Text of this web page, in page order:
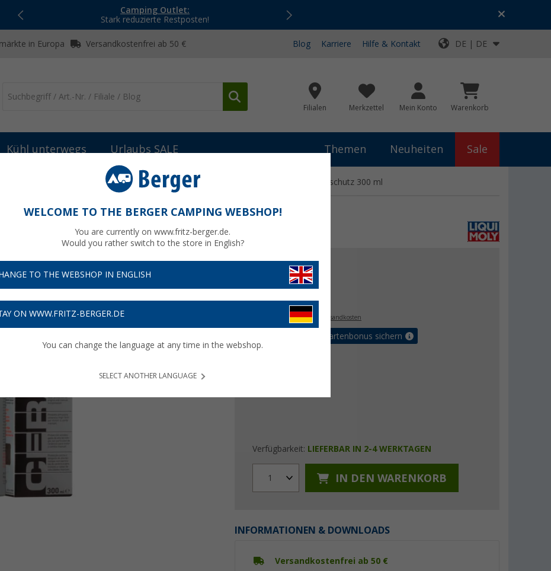
Camping Outlet:
Stark reduzierte Restposten!
Top-Deals für dein Abenteuer!
in Europa Versandkostenfrei ab 50 € Blog Karriere Hilfe & Kontakt DE | DE
Filialen Merkzettel Mein Konto Warenkorb
Kühl unterwegs Urlaubs SALE Themen Neuheiten Sale
Liqui Moly Cera Tec Motorölzusatz mit Keramik Verschleißschutz 300 ml
mit Keramik Verschleißschutz 300 ml
UVP34,49 €
€
76,63€ / l
Preise inkl. MwSt.,zzgl. Versandkosten
Bis zu 5% Vorteilskartenbonus sichern
Verfügbarkeit: LIEFERBAR IN 2-4 WERKTAGEN
1 IN DEN WARENKORB
INFORMATIONEN & DOWNLOADS
Versandkostenfrei ab 50 €
WELCOME TO THE BERGER CAMPING WEBSHOP!
You are currently on www.fritz-berger.de.
Would you rather switch to the store in English?
TO THE WEBSHOP IN ENGLISH
ON WWW.FRITZ-BERGER.DE
You can change the language at any time in the webshop.
SELECT ANOTHER LANGUAGE